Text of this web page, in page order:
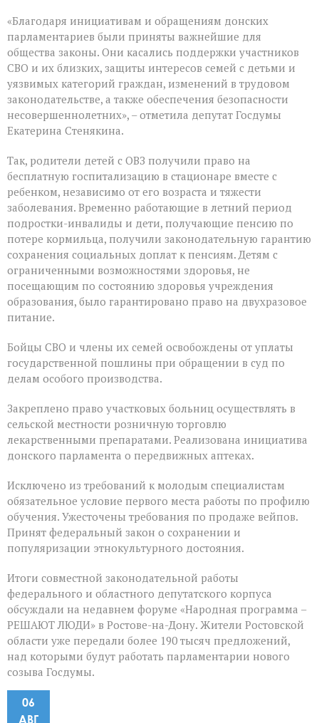
«Благодаря инициативам и обращениям донских
парламентариев были приняты важнейшие для
общества законы. Они касались поддержки участников
СВО и их близких, защиты интересов семей с детьми и
уязвимых категорий граждан, изменений в трудовом
законодательстве, а также обеспечения безопасности
несовершеннолетних», – отметила депутат Госдумы
Екатерина Стенякина.
Так, родители детей с ОВЗ получили право на
бесплатную госпитализацию в стационаре вместе с
ребенком, независимо от его возраста и тяжести
заболевания. Временно работающие в летний период
подростки-инвалиды и дети, получающие пенсию по
потере кормильца, получили законодательную гарантию
сохранения социальных доплат к пенсиям. Детям с
ограниченными возможностями здоровья, не
посещающим по состоянию здоровья учреждения
образования, было гарантировано право на двухразовое
питание.
Бойцы СВО и члены их семей освобождены от уплаты
государственной пошлины при обращении в суд по
делам особого производства.
Закреплено право участковых больниц осуществлять в
сельской местности розничную торговлю
лекарственными препаратами. Реализована инициатива
донского парламента о передвижных аптеках.
Исключено из требований к молодым специалистам
обязательное условие первого места работы по профилю
обучения. Ужесточены требования по продаже вейпов.
Принят федеральный закон о сохранении и
популяризации этнокультурного достояния.
Итоги совместной законодательной работы
федерального и областного депутатского корпуса
обсуждали на недавнем форуме «Народная программа –
РЕШАЮТ ЛЮДИ» в Ростове-на-Дону. Жители Ростовской
области уже передали более 190 тысяч предложений,
над которыми будут работать парламентарии нового
созыва Госдумы.
06
АВГ